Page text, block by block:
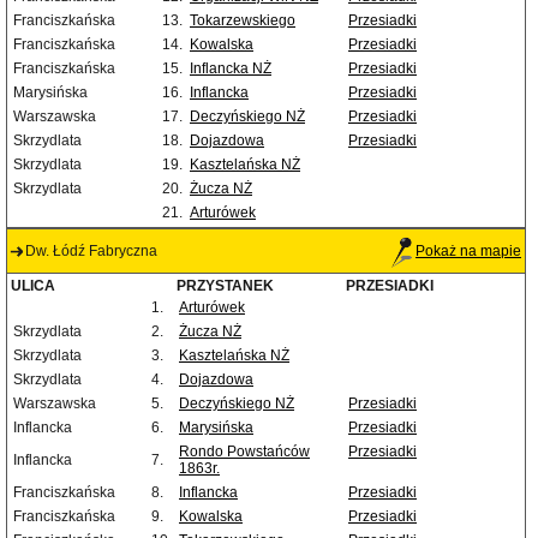
Franciszkańska
13. Tokarzewskiego
Przesiadki
Franciszkańska
14. Kowalska
Przesiadki
Franciszkańska
15. Inflancka NŻ
Przesiadki
Marysińska
16. Inflancka
Przesiadki
Warszawska
17. Deczyńskiego NŻ
Przesiadki
Skrzydlata
18. Dojazdowa
Przesiadki
Skrzydlata
19. Kasztelańska NŻ
Skrzydlata
20. Żucza NŻ
21. Arturówek
Dw. Łódź Fabryczna Pokaż na mapie
ULICA PRZYSTANEK
PRZESIADKI
1.
Arturówek
Skrzydlata
2.
Żucza NŻ
Skrzydlata
3.
Kasztelańska NŻ
Skrzydlata
4.
Dojazdowa
Warszawska
5. Deczyńskiego NŻ
Przesiadki
Inflancka
6. Marysińska
Przesiadki
Inflancka
7.
Rondo Powstańców
1863r.
Przesiadki
Franciszkańska 8. Inflancka
Przesiadki
Franciszkańska
9. Kowalska
Przesiadki